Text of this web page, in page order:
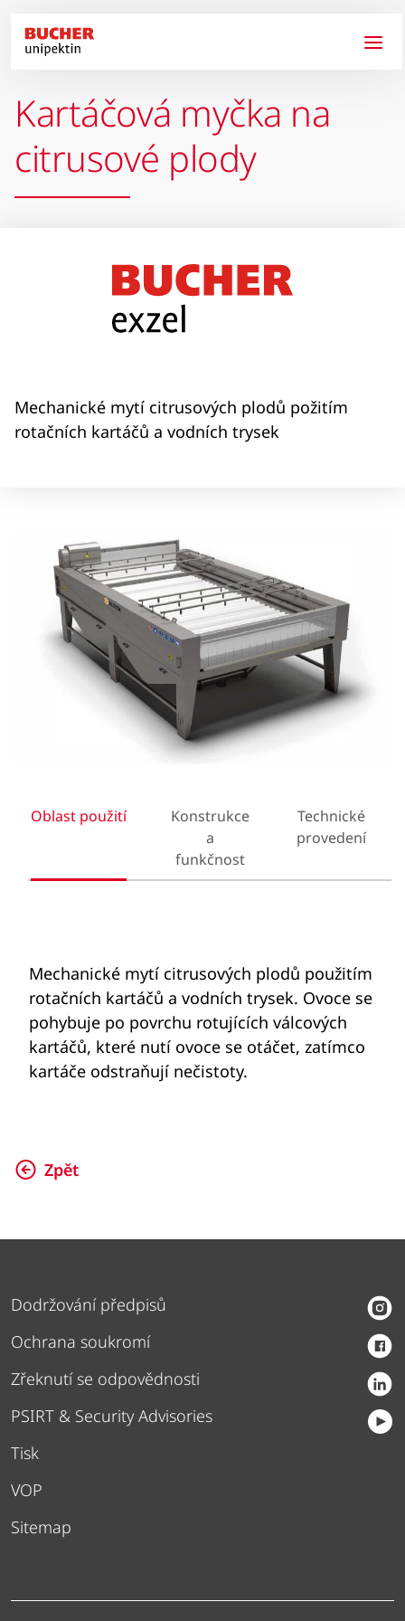
Kartáčová myčka na
citrusové plody
Mechanické mytí citrusových plodů požitím
rotačních kartáčů a vodních trysek
Oblast použití
Konstrukce
a
funkčnost
Technické
provedení
Mechanické mytí citrusových plodů použitím
rotačních kartáčů a vodních trysek. Ovoce se
pohybuje po povrchu rotujících válcových
kartáčů, které nutí ovoce se otáčet, zatímco
kartáče odstraňují nečistoty.
Zpět
Dodržování předpisů
Ochrana soukromí
Zřeknutí se odpovědnosti
PSIRT & Security Advisories
Tisk
VOP
Sitemap